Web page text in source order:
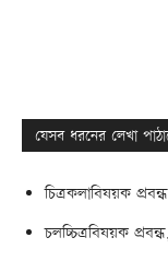
যেসব ধরনের লেখা
চিত্রকলাবিষয়ক
চলচ্চিত্রবিষয়ক